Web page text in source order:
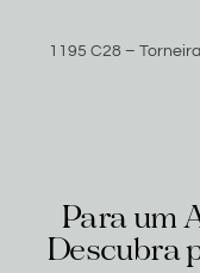
1195 C28 –
Para um
Descubra